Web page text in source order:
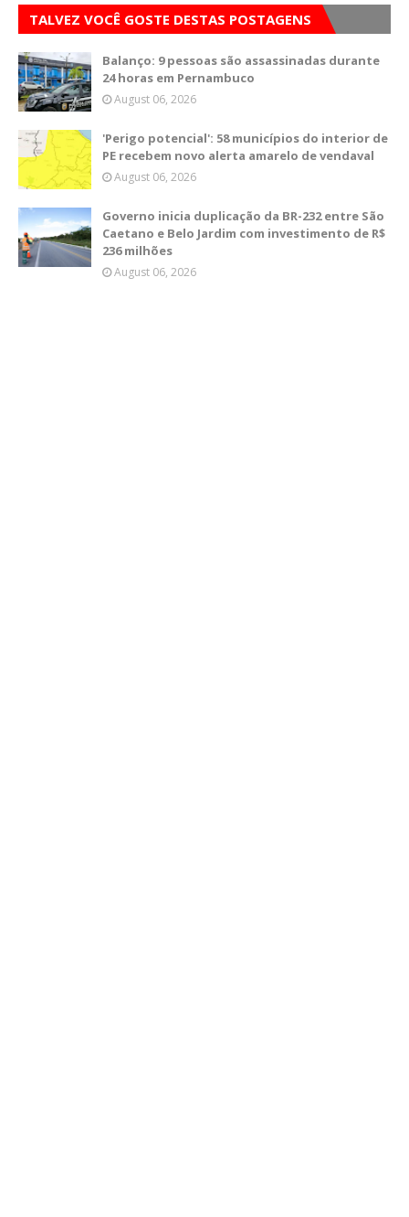
TALVEZ VOCÊ GOSTE DESTAS POSTAGENS
Balanço: 9 pessoas são assassinadas durante
24 horas em Pernambuco
August 06, 2026
'Perigo potencial': 58 municípios do interior de
PE recebem novo alerta amarelo de vendaval
August 06, 2026
Governo inicia duplicação da BR-232 entre São
Caetano e Belo Jardim com investimento de R$
236 milhões
August 06, 2026